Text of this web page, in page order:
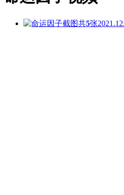
共5张